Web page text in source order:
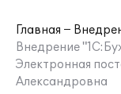
Главная
Внедрение
Электронная
Александровна